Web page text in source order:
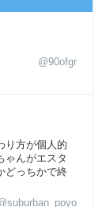
@90ofgr
り方が個人的
んがエスタ
どっちかで終